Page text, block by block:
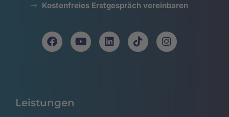
Kostenfreies Erstgespräch vereinbaren
Leistungen